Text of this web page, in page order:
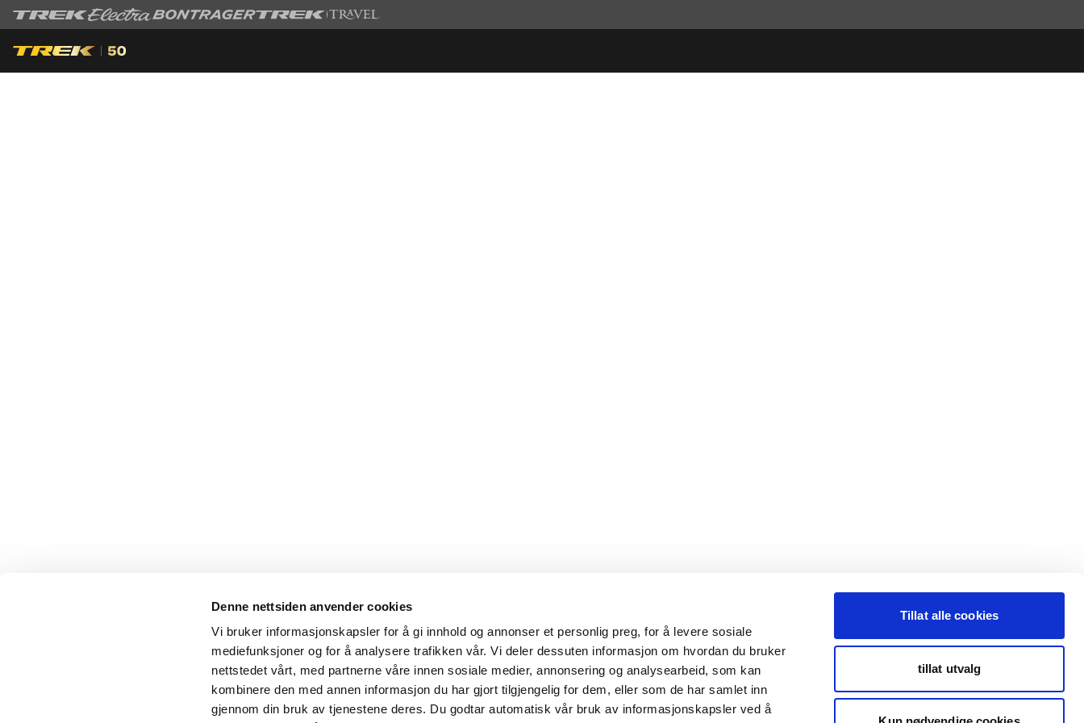
Denne nettsiden anvender cookies
Vi bruker informasjonskapsler for å gi innhold og annonser et personlig preg, for å levere sosiale
mediefunksjoner og for å analysere trafikken vår. Vi deler dessuten informasjon om hvordan du bruker
nettstedet vårt, med partnerne våre innen sosiale medier, annonsering og analysearbeid, som kan
kombinere den med annen informasjon du har gjort tilgjengelig for dem, eller som de har samlet inn
gjennom din bruk av tjenestene deres. Du godtar automatisk vår bruk av informasjonskapsler ved å
Tillat alle cookies
tillat utvalg